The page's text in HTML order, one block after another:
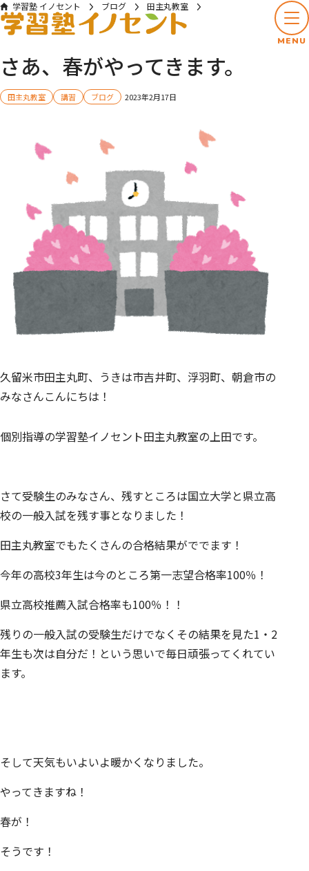
MENU
学習塾 イノセント ブログ
田主丸教室
さあ、春がやってきます。
さあ、春がやってきます。
田主丸教室 講習 ブログ 2023年2月17日
久留米市田主丸町、うきは市吉井町、浮羽町、朝倉市の
みなさんこんにちは！
個別指導の学習塾イノセント田主丸教室の上田です。
さて受験生のみなさん、残すところは国立大学と県立高
校の一般入試を残す事となりました！
田主丸教室でもたくさんの合格結果がででます！
今年の高校3年生は今のところ第一志望合格率100％！
県立高校推薦入試合格率も100％！！
残りの一般入試の受験生だけでなくその結果を見た1・2
年生も次は自分だ！という思いで毎日頑張ってくれてい
ます。
そして天気もいよいよ暖かくなりました。
やってきますね！
春が！
そうです！